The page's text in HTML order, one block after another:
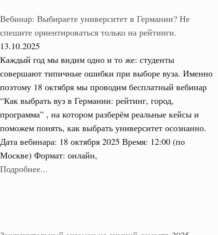
Вебинар: Выбираете университет в Германии? Не
спешите ориентироваться только на рейтинги.
13.10.2025
Каждый год мы видим одно и то же: студенты
совершают типичные ошибки при выборе вуза. Именно
поэтому 18 октября мы проводим бесплатный вебинар
“Как выбрать вуз в Германии: рейтинг, город,
программа” , на котором разберём реальные кейсы и
поможем понять, как выбрать университет осознанно.
Дата вебинара: 18 октября 2025 Время: 12:00 (по
Москве) Формат: онлайн,
Подробнее...